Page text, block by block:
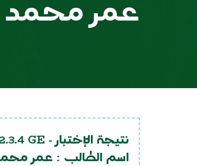
عمر محمد
نتيجة الإختبار - GE
اسم الطالب : عمر